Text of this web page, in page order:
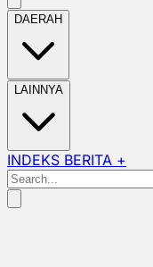
DAERAH
LAINNYA
INDEKS BERITA +